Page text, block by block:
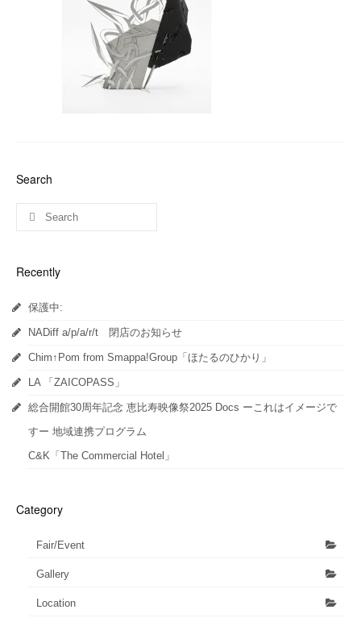
Search
Recently
保護中:
NADiff a/p/a/r/t 閉店のお知らせ
Chim↑Pom from Smappa!Group「ほたるのひかり」
LA 「ZAICOPASS」
総合開館30周年記念 恵比寿映像祭2025 Docs ーこれはイメージで
すー 地域連携プログラム
C&K「The Commercial Hotel」
Category
Fair/Event
Gallery
Location